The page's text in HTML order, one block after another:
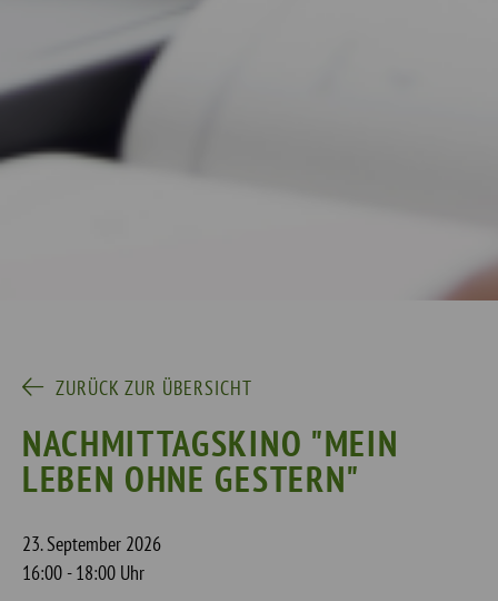
ZURÜCK ZUR ÜBERSICHT
NACHMITTAGSKINO "MEIN
LEBEN OHNE GESTERN"
23. September 2026
16:00 - 18:00 Uhr